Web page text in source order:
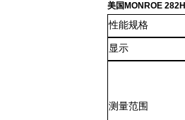
美国 MONROE 282H
性能规格
显示
测量范围